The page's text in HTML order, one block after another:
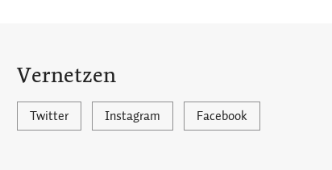
Vernetzen
Twitter Instagram Facebook